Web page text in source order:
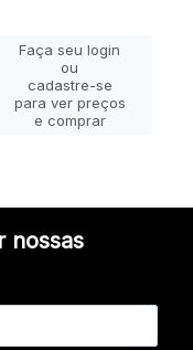
Faça seu login
ou
cadastre-se
para ver preços
e comprar
nossas